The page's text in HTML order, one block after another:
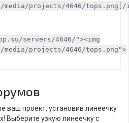
media/projects/4646/tops.png[/
servers/4646/"><img
projects/4646/tops.png">
ваш проект, установив линеечку
Выберите узкую линеечку с